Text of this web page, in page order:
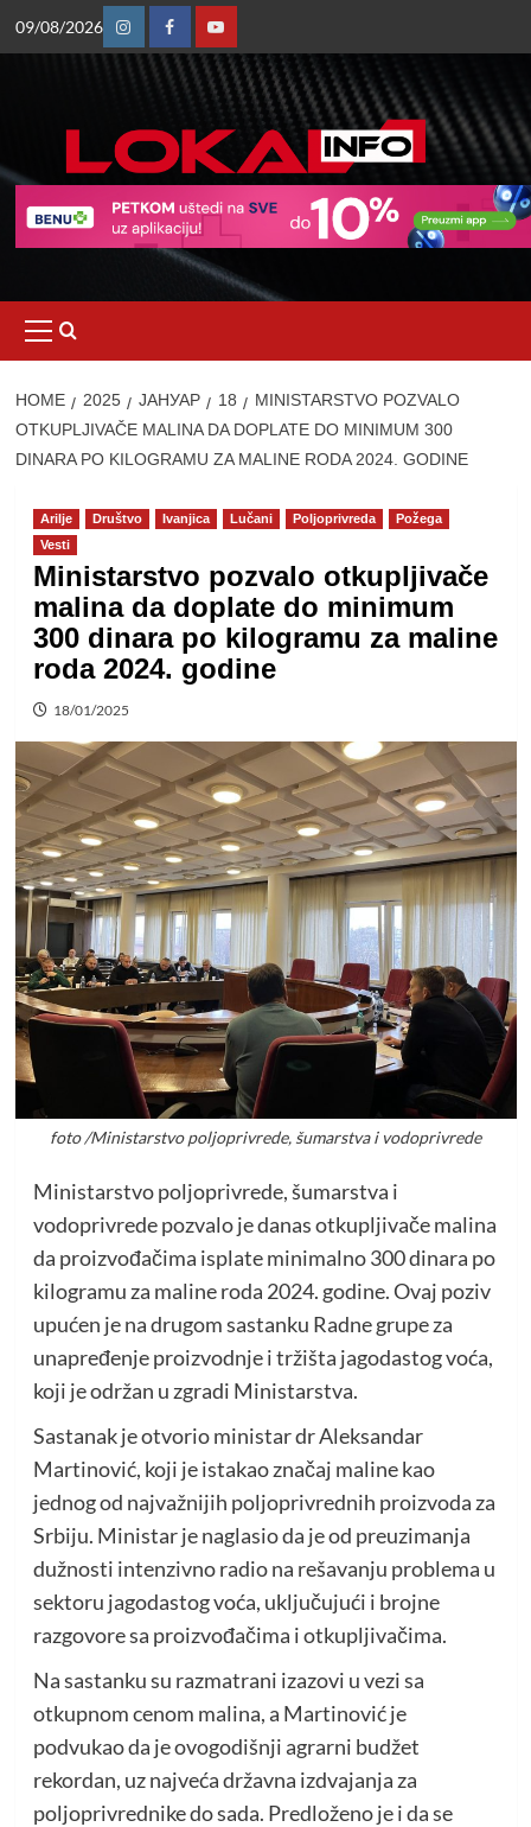
09/08/2026
InstagramFacebookYoutube
Menu
HOME 2025 ЈАНУАР 18
MINISTARSTVO POZVALO
OTKUPLJIVAČE MALINA DA DOPLATE DO MINIMUM 300
DINARA PO KILOGRAMU ZA MALINE RODA 2024. GODINE
Arilje Društvo Ivanjica Lučani Poljoprivreda
Požega
Vesti
Ministarstvo pozvalo otkupljivače
malina da doplate do minimum
300 dinara po kilogramu za maline
roda 2024. godine
18/01/2025
foto /Ministarstvo poljoprivrede, šumarstva i vodoprivrede
Ministarstvo poljoprivrede, šumarstva i
vodoprivrede pozvalo je danas otkupljivače malina
da proizvođačima isplate minimalno 300 dinara po
kilogramu za maline roda 2024. godine. Ovaj poziv
upućen je na drugom sastanku Radne grupe za
unapređenje proizvodnje i tržišta jagodastog voća,
koji je održan u zgradi Ministarstva.
Sastanak je otvorio ministar dr Aleksandar
Martinović, koji je istakao značaj maline kao
jednog od najvažnijih poljoprivrednih proizvoda za
Srbiju. Ministar je naglasio da je od preuzimanja
dužnosti intenzivno radio na rešavanju problema u
sektoru jagodastog voća, uključujući i brojne
razgovore sa proizvođačima i otkupljivačima.
Na sastanku su razmatrani izazovi u vezi sa
otkupnom cenom malina, a Martinović je
podvukao da je ovogodišnji agrarni budžet
rekordan, uz najveća državna izdvajanja za
poljoprivrednike do sada. Predloženo je i da se